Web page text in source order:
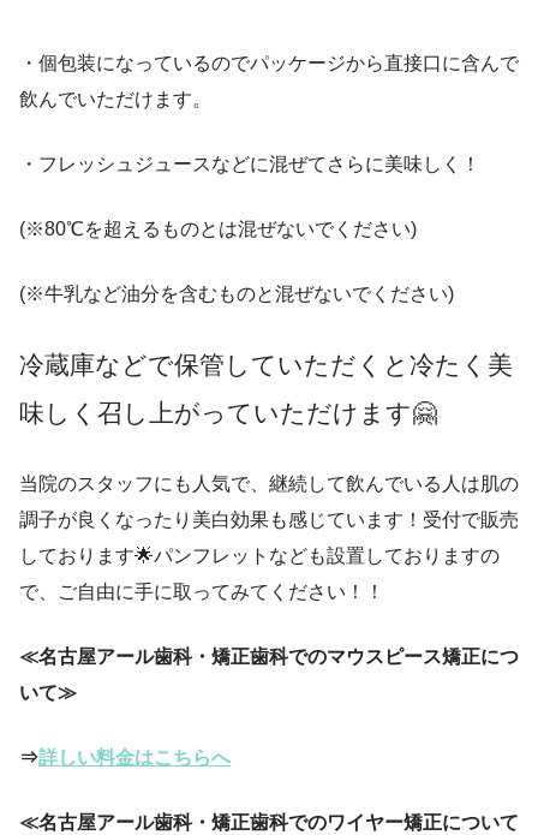
・個包装になっているのでパッケージから直接口に含んで
飲んでいただけます。
・フレッシュジュースなどに混ぜてさらに美味しく！
(※80℃を超えるものとは混ぜないでください)
(※牛乳など油分を含むものと混ぜないでください)
冷蔵庫などで保管していただくと冷たく美
味しく召し上がっていただけます🤗
当院のスタッフにも人気で、継続して飲んでいる人は肌の
調子が良くなったり美白効果も感じています！受付で販売
しております🌟パンフレットなども設置しておりますの
で、ご自由に手に取ってみてください！！
≪名古屋アール歯科・矯正歯科でのマウスピース矯正につ
いて≫
⇒詳しい料金はこちらへ
≪名古屋アール歯科・矯正歯科でのワイヤー矯正について